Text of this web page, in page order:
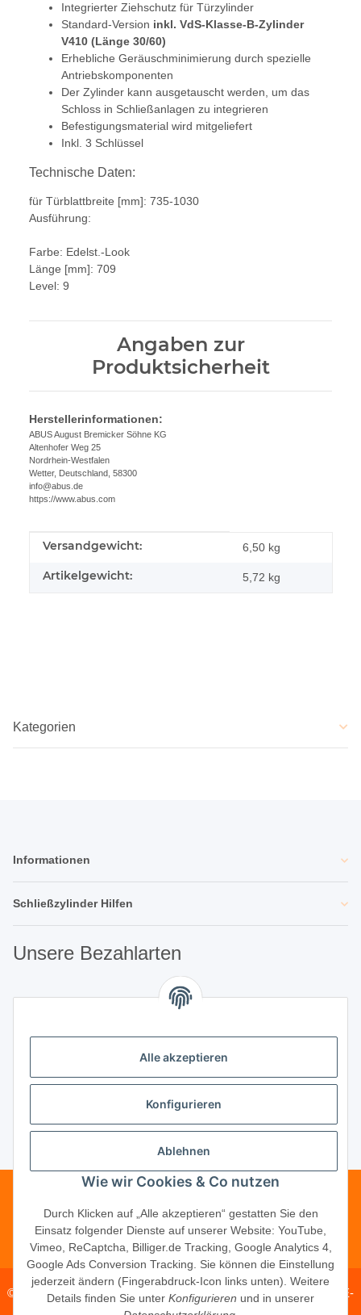
Integrierter Ziehschutz für Türzylinder
Standard-Version inkl. VdS-Klasse-B-Zylinder
V410 (Länge 30/60)
Erhebliche Geräuschminimierung durch spezielle
Antriebskomponenten
Der Zylinder kann ausgetauscht werden, um das
Schloss in Schließanlagen zu integrieren
Befestigungsmaterial wird mitgeliefert
Inkl. 3 Schlüssel
Technische Daten:
für Türblattbreite [mm]: 735-1030
Ausführung:
Farbe: Edelst.-Look
Länge [mm]: 709
Level: 9
Angaben zur
Produktsicherheit
Herstellerinformationen:
ABUS August Bremicker Söhne KG
Altenhofer Weg 25
Nordrhein-Westfalen
Wetter, Deutschland, 58300
info@abus.de
https://www.abus.com
Produkteigenschaft
Wert
Versandgewicht: 6,50 kg
Artikelgewicht: 5,72 kg
Kategorien
Informationen
Schließzylinder Hilfen
Unsere Bezahlarten
Unsere Partner
Unternehmen
Vertrag widerrufen
Telefonische Beratung?·+49 (0) 5246
83817-16
© 2026 · PM Service GmbH
· Kapellenweg 40 · D-33415 Verl · E-
shop@schliesszylinder-shop.com·www.schliesszylinder-
Alle akzeptieren
Konfigurieren
Ablehnen
Wie wir Cookies & Co nutzen
Durch Klicken auf „Alle akzeptieren“ gestatten Sie den
Einsatz folgender Dienste auf unserer Website: YouTube,
Vimeo, ReCaptcha, Billiger.de Tracking, Google Analytics 4,
Google Ads Conversion Tracking. Sie können die Einstellung
jederzeit ändern (Fingerabdruck-Icon links unten). Weitere
Details finden Sie unter Konfigurieren und in unserer